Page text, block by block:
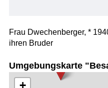
Frau Dwechenberger, *
ihren Bruder
Umgebungskarte
+